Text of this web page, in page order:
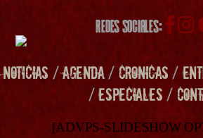
REDES SOCIALES:
NOTICIAS /AGENDA/ CRONICAS/
/ESPECIALES/
[ADVPS-SLIDESHOW